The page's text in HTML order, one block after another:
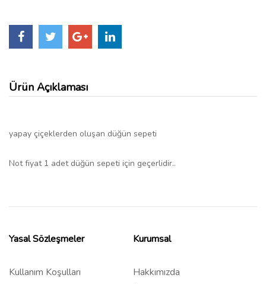
Ürün Açıklaması
yapay çiçeklerden oluşan düğün sepeti
Not fiyat 1 adet düğün sepeti için geçerlidir..
Yasal Sözleşmeler
Kullanım Koşulları
Kurumsal
Hakkımızda